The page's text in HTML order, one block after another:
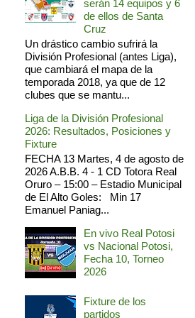
serán 14 equipos y 6
de ellos de Santa
Cruz
Un drástico cambio sufrirá la
División Profesional (antes Liga),
que cambiará el mapa de la
temporada 2018, ya que de 12
clubes que se mantu...
Liga de la División Profesional
2026: Resultados, Posiciones y
Fixture
FECHA 13 Martes, 4 de agosto de
2026 A.B.B. 4 - 1 CD Totora Real
Oruro – 15:00 – Estadio Municipal
de El Alto Goles: Min 17
Emanuel Paniag...
En vivo Real Potosi
vs Nacional Potosi,
Fecha 10, Torneo
2026
Fixture de los
partidos